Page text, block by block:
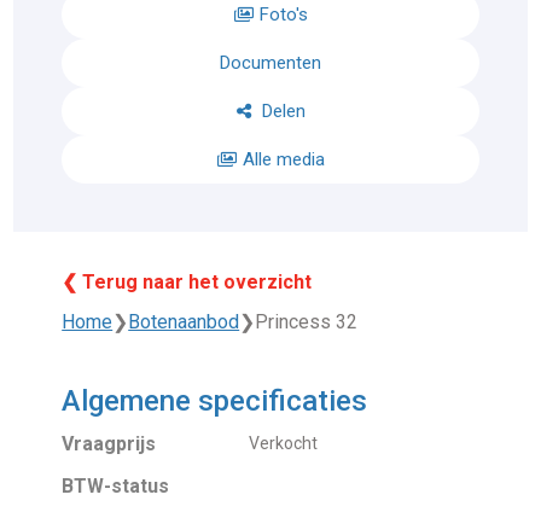
Foto's
Documenten
Delen
Alle media
❮ Terug naar het overzicht
Home❯ Botenaanbod ❯ Princess 32
Algemene specificaties
Vraagprijs Verkocht
BTW-status